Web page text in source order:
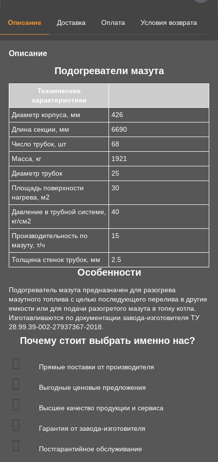
Описание Доставка Оплата Условия возврата
Описание
Подогреватели мазута
Технические
характеристики
Диаметр корпуса, мм
426
Длина секции, мм
6690
Число трубок, шт
68
Масса, кг
1921
Диаметр трубок
25
Площадь поверхности
нагрева, м2
30
Давление в трубной системе,
кг/см2
40
Производительность по
мазуту, т/ч
15
Толщина стенок трубок, мм 2.5
Особенности
Подогреватель мазута предназначен для разогрева
мазутного топлива с целью последующего перелива в другие
емкости или для подачи разогретого мазута в топку котла.
Изготавливаются по документации завода-изготовителя ТУ
28.99.39-002-27937367-2018.
Почему стоит выбрать именно нас?
Прямые поставки от производителя
Выгодные ценовые предложения
Высшее качество продукции и сервиса
Гарантия от завода-изготовителя
Постгарантийное обслуживание